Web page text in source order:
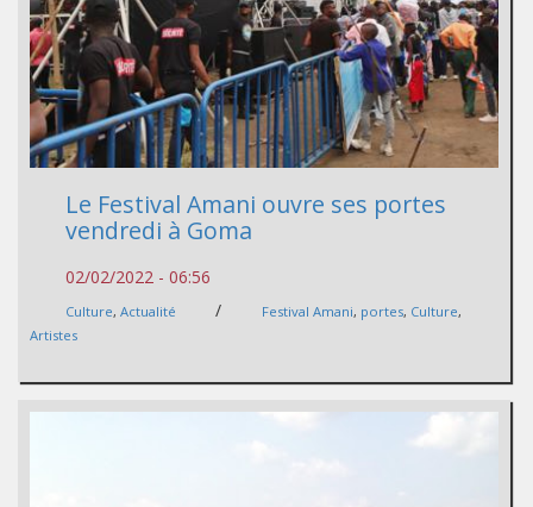
Le Festival Amani ouvre ses portes
vendredi à Goma
02/02/2022 - 06:56
Culture, Actualité / Festival Amani, portes, Culture,
Artistes